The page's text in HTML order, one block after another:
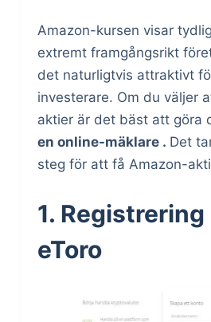
Amazon-kursen visar
extremt framgångsrikt
det naturligtvis attraktivt
investerare. Om du väljer
aktier är det bäst att göra
en online-mäklare . Det
steg för att få Amazon-
1. Registrering
eToro